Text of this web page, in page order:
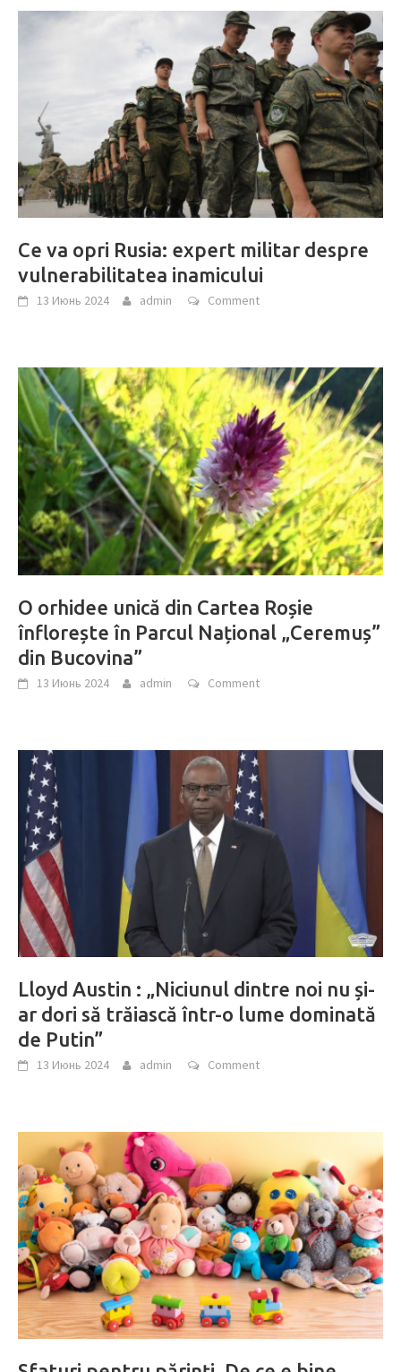
Ce va opri Rusia: expert militar despre
vulnerabilitatea inamicului
13 Июнь 2024 admin Comment
O orhidee unică din Cartea Roșie
înflorește în Parcul Național „Ceremuș”
din Bucovina”
13 Июнь 2024 admin Comment
Lloyd Austin : „Niciunul dintre noi nu și-
ar dori să trăiască într-o lume dominată
de Putin”
13 Июнь 2024 admin Comment